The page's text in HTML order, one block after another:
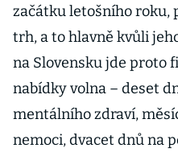
začátku letošního roku,
trh, a to hlavně kvůli
na Slovensku jde proto
nabídky volna – deset
mentálního zdraví,
nemoci, dvacet dnů na